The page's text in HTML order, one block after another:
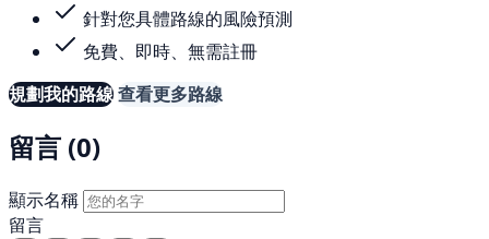
針對您具體路線的風險預測
免費、即時、無需註冊
規劃我的路線查看更多路線
留言 (0)
顯示名稱
留言